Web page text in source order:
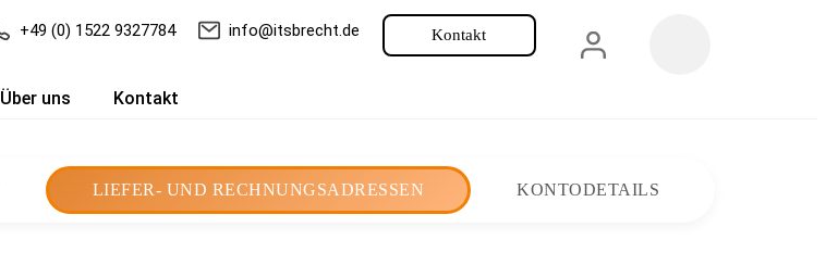
+49 (0) 1522 9327784 info@itsbrecht.de Kontakt
Über uns Kontakt
LIEFER- UND RECHNUNGSADRESSEN KONTODETAILS